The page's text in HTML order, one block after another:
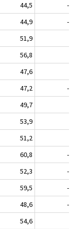
44,5
-7,3
44,9
-5,0
51,9
56,8
47,6
47,2
-5,8
49,7
53,9
51,2
60,8
-1,8
52,3
-2,7
59,5
-3,3
48,6
-1,3
54,6